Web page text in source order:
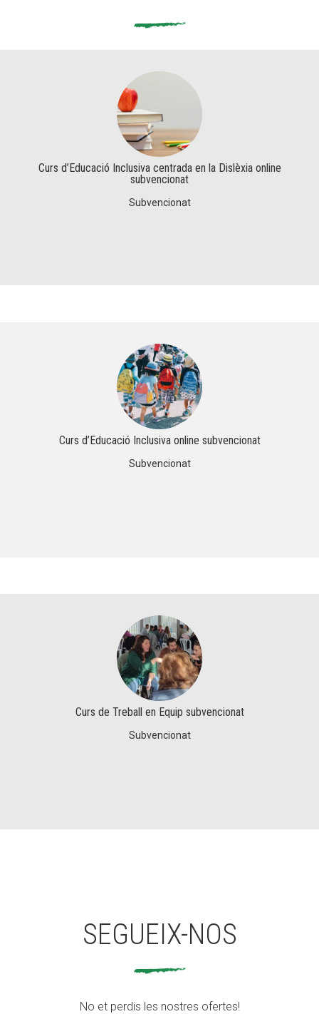
Curs d’Educació Inclusiva centrada en la Dislèxia online
subvencionat
Subvencionat
Curs d’Educació Inclusiva online subvencionat
Subvencionat
Curs de Treball en Equip subvencionat
Subvencionat
SEGUEIX-NOS
No et perdis les nostres ofertes!